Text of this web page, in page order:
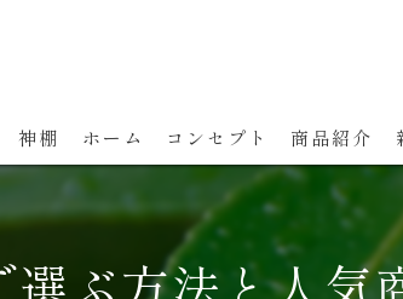
神棚 ホーム コンセプト
代表あいさつ
商品紹介